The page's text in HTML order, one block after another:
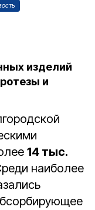
изделий
и
14 тыс.
наиболее